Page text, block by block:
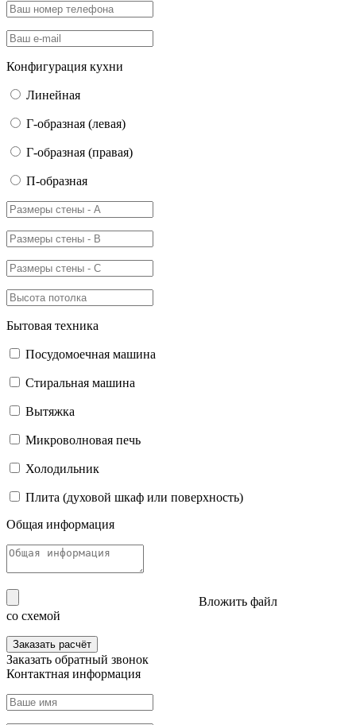
Конфигурация кухни
Линейная
Г-образная (левая)
Г-образная (правая)
П-образная
Бытовая техника
Посудомоечная машина
Стиральная машина
Вытяжка
Микроволновая печь
Холодильник
Плита (духовой шкаф или поверхность)
Общая информация
Вложить файл
со схемой
Заказать расчёт
Заказать обратный звонок
Контактная информация